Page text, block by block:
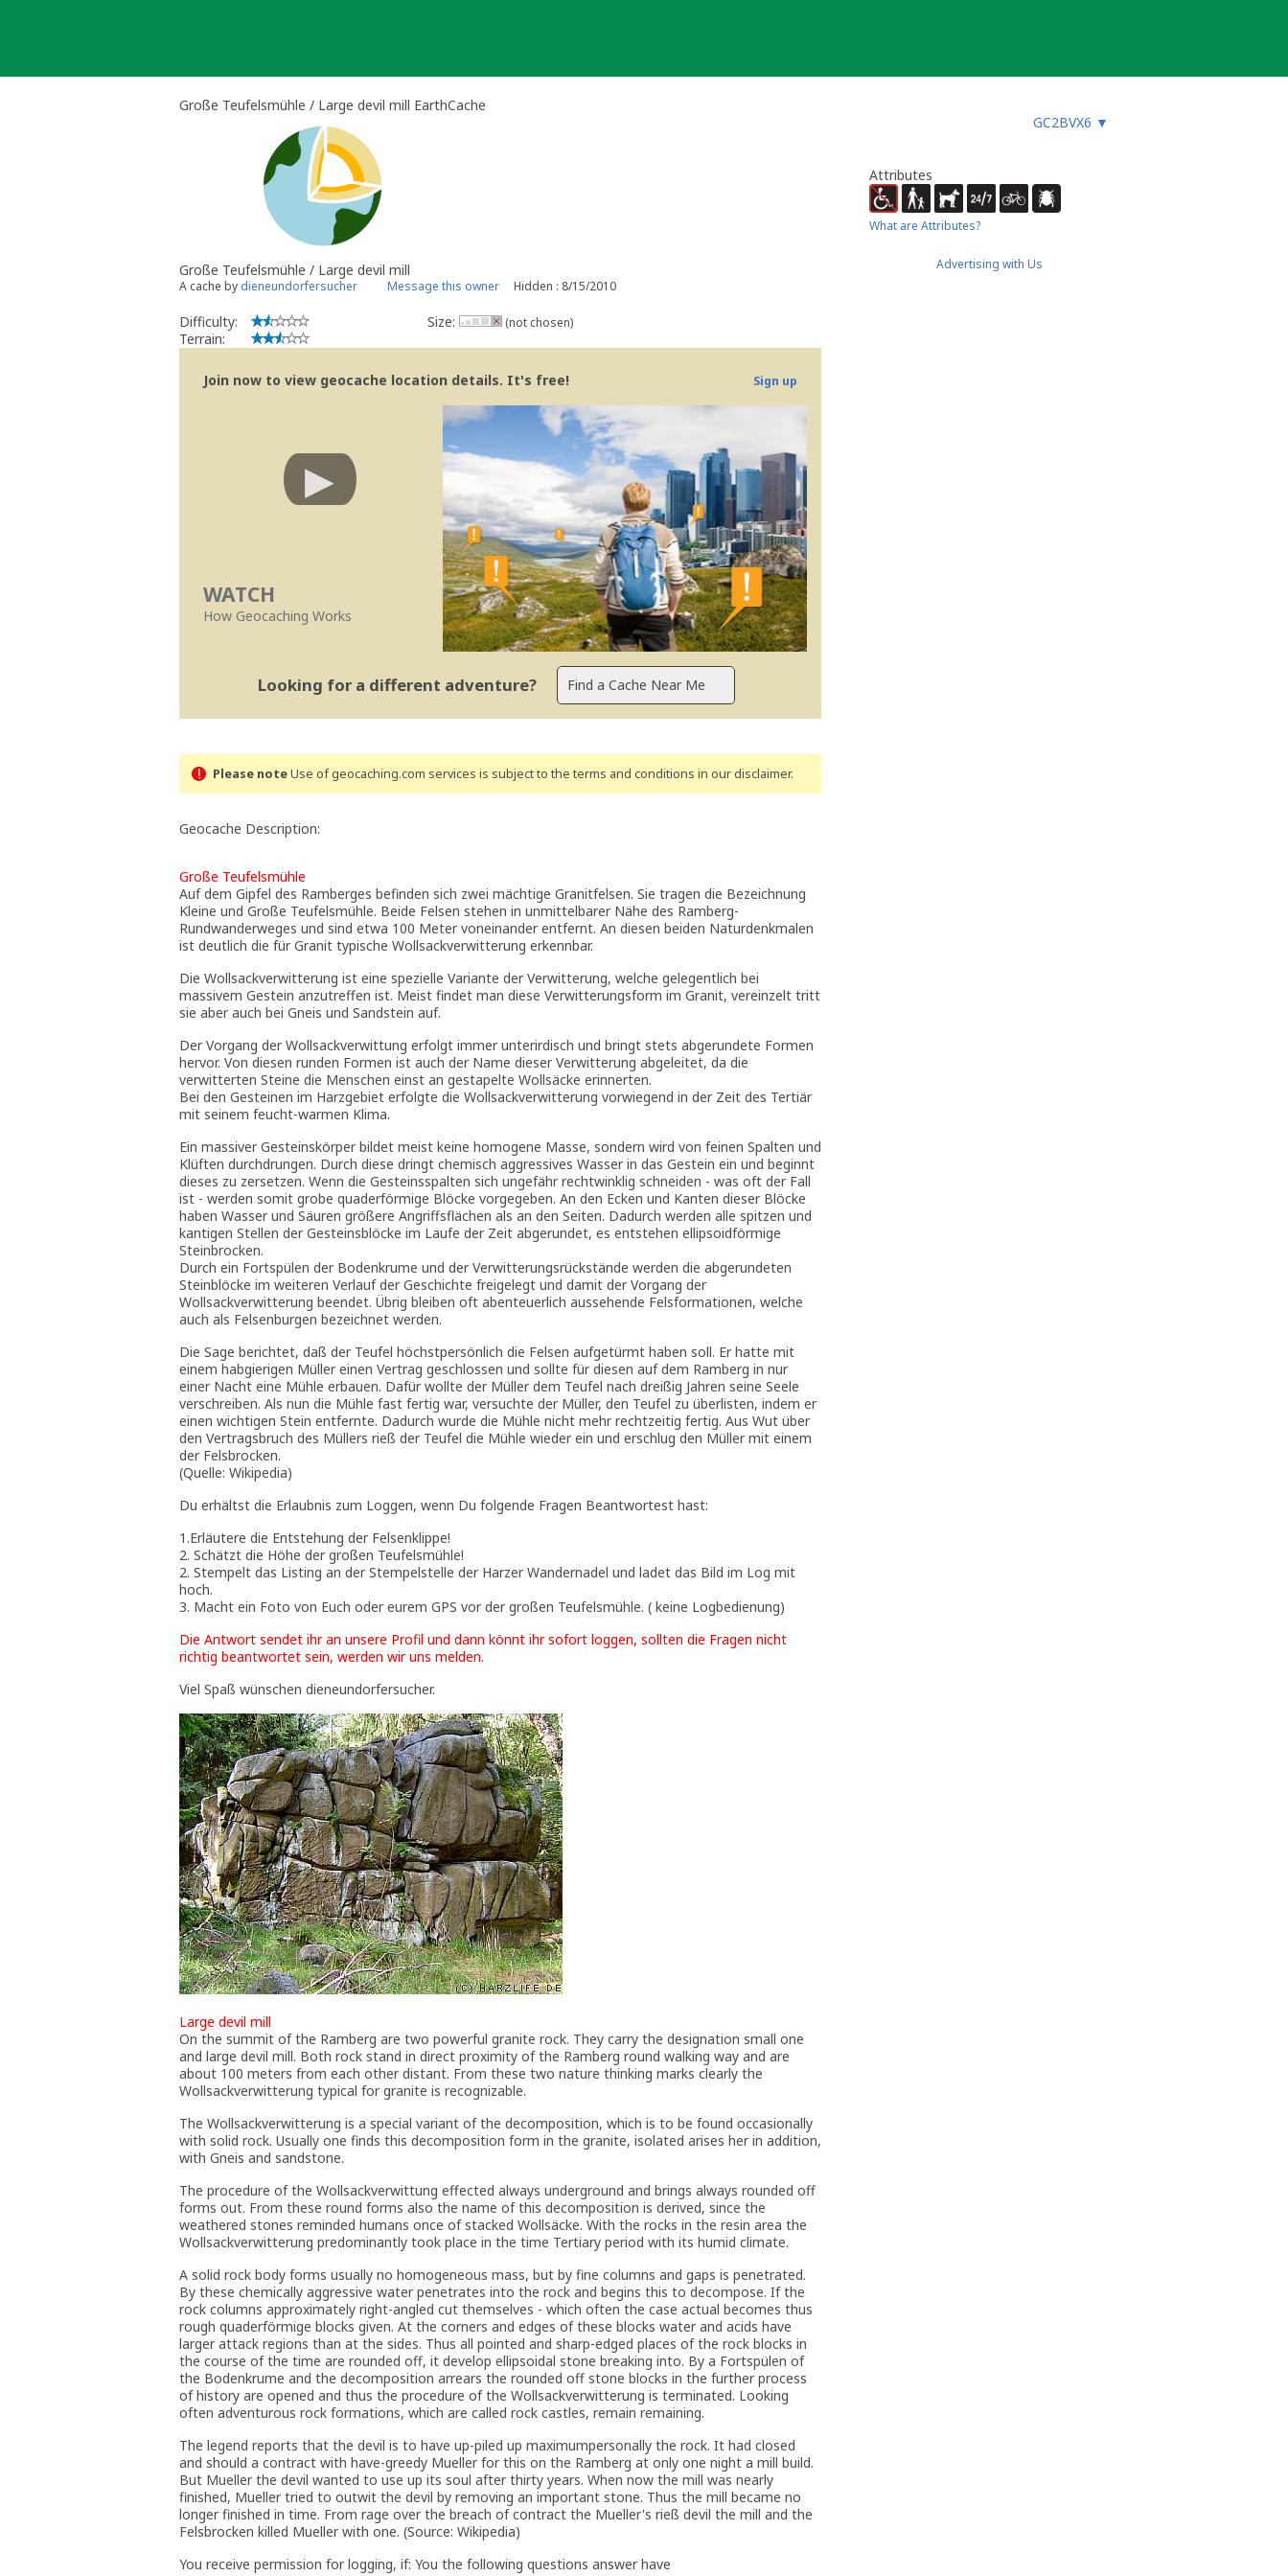
Große Teufelsmühle / Large devil mill EarthCache
GC2BVX6 ▼
Große Teufelsmühle / Large devil mill
A cache by dieneundorfersucher Message this owner Hidden : 8/15/2010
Difficulty:
Terrain:
Size: (not chosen)
Join now to view geocache location details. It's free! Sign up
WATCH
How Geocaching Works
Looking for a different adventure?
Please noteUse of geocaching.com services is subject to the terms and conditions in our disclaimer.
Geocache Description:
Große Teufelsmühle
Auf dem Gipfel des Ramberges befinden sich zwei mächtige Granitfelsen. Sie tragen die Bezeichnung
Kleine und Große Teufelsmühle. Beide Felsen stehen in unmittelbarer Nähe des Ramberg-
Rundwanderweges und sind etwa 100 Meter voneinander entfernt. An diesen beiden Naturdenkmalen
ist deutlich die für Granit typische Wollsackverwitterung erkennbar.
Die Wollsackverwitterung ist eine spezielle Variante der Verwitterung, welche gelegentlich bei
massivem Gestein anzutreffen ist. Meist findet man diese Verwitterungsform im Granit, vereinzelt tritt
sie aber auch bei Gneis und Sandstein auf.
Der Vorgang der Wollsackverwittung erfolgt immer unterirdisch und bringt stets abgerundete Formen
hervor. Von diesen runden Formen ist auch der Name dieser Verwitterung abgeleitet, da die
verwitterten Steine die Menschen einst an gestapelte Wollsäcke erinnerten.
Bei den Gesteinen im Harzgebiet erfolgte die Wollsackverwitterung vorwiegend in der Zeit des Tertiär
mit seinem feucht-warmen Klima.
Ein massiver Gesteinskörper bildet meist keine homogene Masse, sondern wird von feinen Spalten und
Klüften durchdrungen. Durch diese dringt chemisch aggressives Wasser in das Gestein ein und beginnt
dieses zu zersetzen. Wenn die Gesteinsspalten sich ungefähr rechtwinklig schneiden - was oft der Fall
ist - werden somit grobe quaderförmige Blöcke vorgegeben. An den Ecken und Kanten dieser Blöcke
haben Wasser und Säuren größere Angriffsflächen als an den Seiten. Dadurch werden alle spitzen und
kantigen Stellen der Gesteinsblöcke im Laufe der Zeit abgerundet, es entstehen ellipsoidförmige
Steinbrocken.
Durch ein Fortspülen der Bodenkrume und der Verwitterungsrückstände werden die abgerundeten
Steinblöcke im weiteren Verlauf der Geschichte freigelegt und damit der Vorgang der
Wollsackverwitterung beendet. Übrig bleiben oft abenteuerlich aussehende Felsformationen, welche
auch als Felsenburgen bezeichnet werden.
Die Sage berichtet, daß der Teufel höchstpersönlich die Felsen aufgetürmt haben soll. Er hatte mit
einem habgierigen Müller einen Vertrag geschlossen und sollte für diesen auf dem Ramberg in nur
einer Nacht eine Mühle erbauen. Dafür wollte der Müller dem Teufel nach dreißig Jahren seine Seele
verschreiben. Als nun die Mühle fast fertig war, versuchte der Müller, den Teufel zu überlisten, indem er
einen wichtigen Stein entfernte. Dadurch wurde die Mühle nicht mehr rechtzeitig fertig. Aus Wut über
den Vertragsbruch des Müllers rieß der Teufel die Mühle wieder ein und erschlug den Müller mit einem
der Felsbrocken.
(Quelle: Wikipedia)
Du erhältst die Erlaubnis zum Loggen, wenn Du folgende Fragen Beantwortest hast:
1.Erläutere die Entstehung der Felsenklippe!
2. Schätzt die Höhe der großen Teufelsmühle!
2. Stempelt das Listing an der Stempelstelle der Harzer Wandernadel und ladet das Bild im Log mit
hoch.
3. Macht ein Foto von Euch oder eurem GPS vor der großen Teufelsmühle. ( keine Logbedienung)
Die Antwort sendet ihr an unsere Profil und dann könnt ihr sofort loggen, sollten die Fragen nicht
richtig beantwortet sein, werden wir uns melden.
Viel Spaß wünschen dieneundorfersucher.
Large devil mill
On the summit of the Ramberg are two powerful granite rock. They carry the designation small one
and large devil mill. Both rock stand in direct proximity of the Ramberg round walking way and are
about 100 meters from each other distant. From these two nature thinking marks clearly the
Wollsackverwitterung typical for granite is recognizable.
The Wollsackverwitterung is a special variant of the decomposition, which is to be found occasionally
with solid rock. Usually one finds this decomposition form in the granite, isolated arises her in addition,
with Gneis and sandstone.
The procedure of the Wollsackverwittung effected always underground and brings always rounded off
forms out. From these round forms also the name of this decomposition is derived, since the
weathered stones reminded humans once of stacked Wollsäcke. With the rocks in the resin area the
Wollsackverwitterung predominantly took place in the time Tertiary period with its humid climate.
A solid rock body forms usually no homogeneous mass, but by fine columns and gaps is penetrated.
By these chemically aggressive water penetrates into the rock and begins this to decompose. If the
rock columns approximately right-angled cut themselves - which often the case actual becomes thus
rough quaderförmige blocks given. At the corners and edges of these blocks water and acids have
larger attack regions than at the sides. Thus all pointed and sharp-edged places of the rock blocks in
the course of the time are rounded off, it develop ellipsoidal stone breaking into. By a Fortspülen of
the Bodenkrume and the decomposition arrears the rounded off stone blocks in the further process
of history are opened and thus the procedure of the Wollsackverwitterung is terminated. Looking
often adventurous rock formations, which are called rock castles, remain remaining.
The legend reports that the devil is to have up-piled up maximumpersonally the rock. It had closed
and should a contract with have-greedy Mueller for this on the Ramberg at only one night a mill build.
But Mueller the devil wanted to use up its soul after thirty years. When now the mill was nearly
finished, Mueller tried to outwit the devil by removing an important stone. Thus the mill became no
longer finished in time. From rage over the breach of contract the Mueller's rieß devil the mill and the
Felsbrocken killed Mueller with one. (Source: Wikipedia)
You receive permission for logging, if: You the following questions answer have
Attributes
What are Attributes?
Advertising with Us